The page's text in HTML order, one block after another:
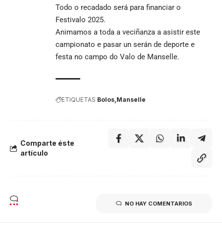
Todo o recadado será para financiar o
Festivalo 2025.
Animamos a toda a veciñanza a asistir este
campionato e pasar un serán de deporte e
festa no campo do Valo de Manselle.
ETIQUETAS Bolos Manselle
Comparte éste
artículo
NO HAY COMENTARIOS